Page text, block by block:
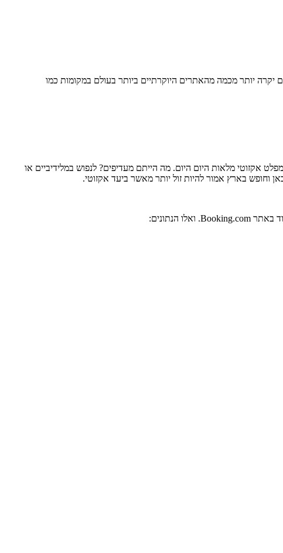
יותר מכמה מהאתרים היוקרתיים ביותר בעולם במקומות כמו
מלאות היום היום. מה הייתם מעדיפים? לנפוש במלידיביים או
וחופש בארץ אמור להיות זול יותר מאשר ביעד אקזוטי.